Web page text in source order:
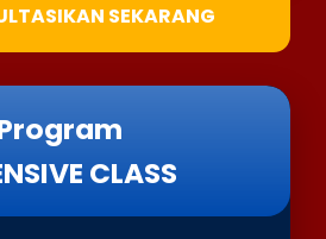
SEKARANG
CLASS